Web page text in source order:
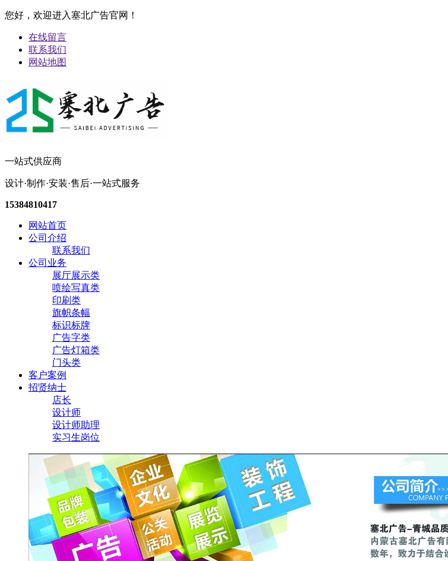
您好，欢迎进入塞北广告官网！
在线留言
联系我们
网站地图
一站式供应商
设计·制作·安装·售后·一站式服务
15384810417
网站首页
公司介绍
联系我们
公司业务
展厅展示类
喷绘写真类
印刷类
旗帜条幅
标识标牌
广告字类
广告灯箱类
门头类
客户案例
招贤纳士
店长
设计师
设计师助理
实习生岗位